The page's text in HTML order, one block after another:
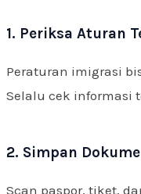
1. Periksa Aturan
Peraturan imigrasi
Selalu cek informasi
2. Simpan
Scan paspor, tiket,